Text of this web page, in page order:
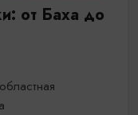
от Баха до